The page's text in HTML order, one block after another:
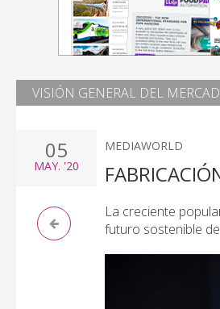
VISIÓN GENERAL DEL
05
MAY. '20
MEDIAWORLD
La creciente
futuro sostenible